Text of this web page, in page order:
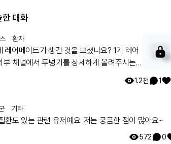
한 대화
환자
레어메이트가 생긴 것을 보셨나요? 1기 레어
채널에서 투병기를 상세하게 올려주시는
해 주시면, 별도 안내 사항을 보내 드리겠습
가 되면 어떤 혜택
맨 위 추천 게시글 영역에 올라가 더 많은 분
배지를 부여받아 보다 영향력 있는 회원이
1.2천 1
기타
환도 있는 관련 유저예요. 저는 궁금한 점이 많아요~
572 0